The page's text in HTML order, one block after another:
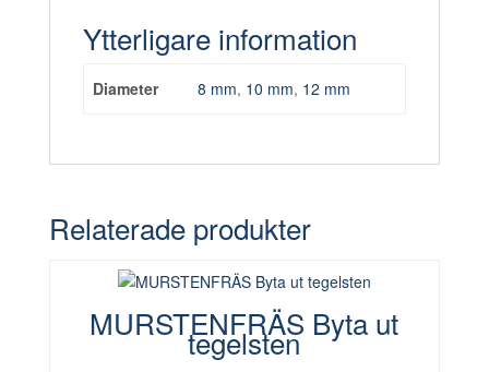
Ytterligare information
Diameter 8 mm, 10 mm, 12 mm
Relaterade produkter
MURSTENFRÄS Byta ut
tegelsten